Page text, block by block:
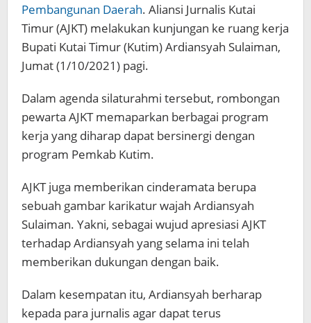
Pembangunan Daerah. Aliansi Jurnalis Kutai
Timur (AJKT) melakukan kunjungan ke ruang kerja
Bupati Kutai Timur (Kutim) Ardiansyah Sulaiman,
Jumat (1/10/2021) pagi.
Dalam agenda silaturahmi tersebut, rombongan
pewarta AJKT memaparkan berbagai program
kerja yang diharap dapat bersinergi dengan
program Pemkab Kutim.
AJKT juga memberikan cinderamata berupa
sebuah gambar karikatur wajah Ardiansyah
Sulaiman. Yakni, sebagai wujud apresiasi AJKT
terhadap Ardiansyah yang selama ini telah
memberikan dukungan dengan baik.
Dalam kesempatan itu, Ardiansyah berharap
kepada para jurnalis agar dapat terus